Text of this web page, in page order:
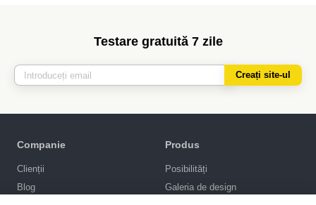
Testare gratuită 7 zile
Creați site-ul
Companie
Clienții
Blog
Produs
Posibilități
Galeria de design